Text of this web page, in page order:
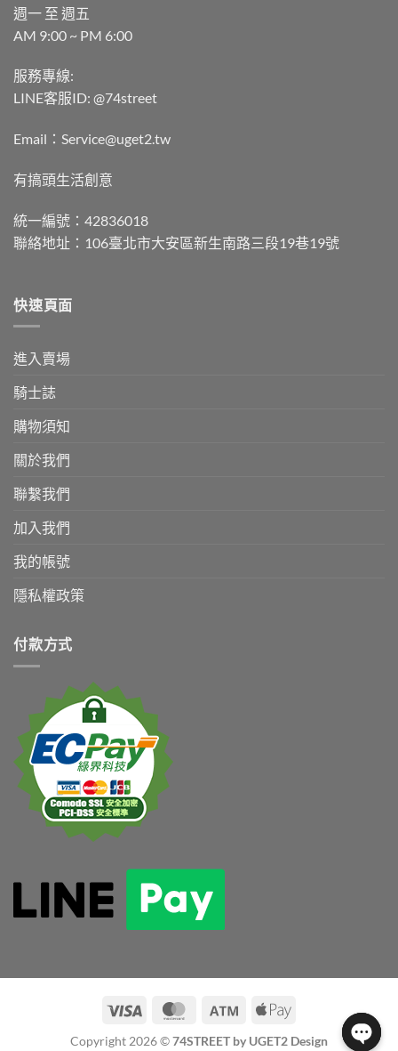
週一 至 週五
AM 9:00 ~ PM 6:00
服務專線:
LINE客服ID: @74street
Email：Service@uget2.tw
有搞頭生活創意
統一編號：42836018
聯絡地址：106臺北市大安區新生南路三段19巷19號
快速頁面
進入賣場
騎士誌
購物須知
關於我們
聯繫我們
加入我們
我的帳號
隱私權政策
付款方式
Copyright 2026 ©74STREET by UGET2 Design